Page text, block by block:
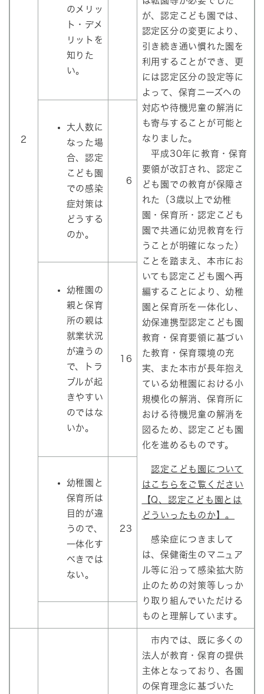
2
が、認定こども園では、
認定区分の変更により、
引き続き通い慣れた園を
利用することができ、更
には認定区分の設定等に
よって、保育ニーズへの
対応や待機児童の解消に
も寄与することが可能と
なりました。
平成30年に教育・保育
要領が改訂され、認定こ
ども園での教育が保障さ
れた（3歳以上で幼稚
園・保育所・認定こども
園で共通に幼児教育を行
うことが明確になった）
ことを踏まえ、本市にお
いても認定こども園へ再
編することにより、幼稚
園と保育所を一体化し、
幼保連携型認定こども園
教育・保育要領に基づい
た教育・保育環境の充
実、また本市が長年抱え
ている幼稚園における小
規模化の解消、保育所に
おける待機児童の解消を
図るため、認定こども園
化を進めるものです。
認定こども園について
はこちらをご覧ください
【Q、認定こども園とは
どういったものか】。
感染症につきまして
は、保健衛生のマニュア
ル等に沿って感染拡大防
止のための対策等しっか
り取り組んでいただける
ものと理解しています。
のメリッ
ト・デメ
リットを
知りた
い。
大人数に
なった場
合、認定
こども園
での感染
症対策は
どうする
のか。
6
幼稚園の
親と保育
所の親は
就業状況
が違うの
で、トラ
ブルが起
きやすい
のではな
いか。
16
幼稚園と
保育所は
目的が違
うので、
一体化す
べきでは
ない。
23
市内では、既に多くの
法人が教育・保育の提供
主体となっており、各園
の保育理念に基づいた